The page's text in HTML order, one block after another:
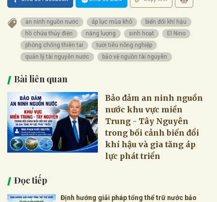
an ninh nguồn nước áp lực mùa khô
biến đổi khí hậu
hồ chứa thủy điện
năng lượng sinh hoạt
El Nino
phòng chống thiên tai
tưới tiêu nông nghiệp
quản lý tài nguyên nước
bảo vệ nguồn tài nguyên
Bài liên quan
Bảo đảm an ninh nguồn
nước khu vực miền
Trung - Tây Nguyên
trong bối cảnh biến đổi
khí hậu và gia tăng áp
lực phát triển
Đọc tiếp
Định hướng giải pháp tổng thể trữ nước bảo